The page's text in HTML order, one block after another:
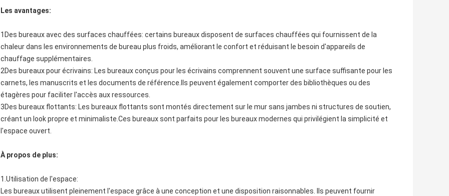
Les avantages:
1Des bureaux avec des surfaces chauffées: certains bureaux disposent de surfaces chauffées qui fournissent de la
chaleur dans les environnements de bureau plus froids, améliorant le confort et réduisant le besoin d'appareils de
chauffage supplémentaires.
2Des bureaux pour écrivains: Les bureaux conçus pour les écrivains comprennent souvent une surface suffisante pour les
carnets, les manuscrits et les documents de référence.Ils peuvent également comporter des bibliothèques ou des
étagères pour faciliter l'accès aux ressources.
3Des bureaux flottants: Les bureaux flottants sont montés directement sur le mur sans jambes ni structures de soutien,
créant un look propre et minimaliste.Ces bureaux sont parfaits pour les bureaux modernes qui privilégient la simplicité et
l'espace ouvert.
À propos de plus:
1.Utilisation de l'espace:
Les bureaux utilisent pleinement l'espace grâce à une conception et une disposition raisonnables. Ils peuvent fournir